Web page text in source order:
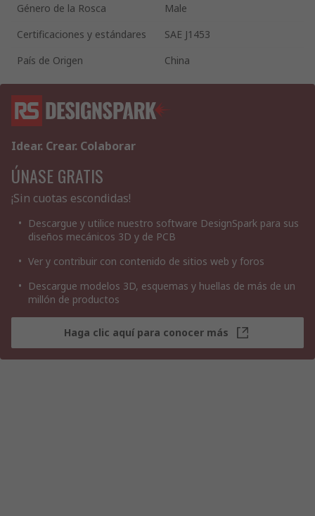
Género de la Rosca
Male
Certificaciones y estándares
SAE J1453
País de Origen
China
Idear. Crear. Colaborar
ÚNASE GRATIS
¡Sin cuotas escondidas!
Descargue y utilice nuestro software DesignSpark para sus
diseños mecánicos 3D y de PCB
Ver y contribuir con contenido de sitios web y foros
Descargue modelos 3D, esquemas y huellas de más de un
millón de productos
Haga clic aquí para conocer más